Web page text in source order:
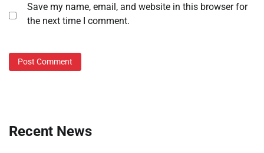
Save my name, email, and website in this browser for
the next time I comment.
Recent News